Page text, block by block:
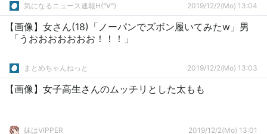
気になるニュース速報H(°∀°) 2019/12/2(Mo) 13:04
【画像】女さん(18)「ノーパンでズボン履いてみたw」男
「うおおおおおおお！！！」
まとめちゃんねっと 2019/12/2(Mo) 13:03
【画像】女子高生さんのムッチリとした太もも
妹はVIPPER 2019/12/2(Mo) 13:01